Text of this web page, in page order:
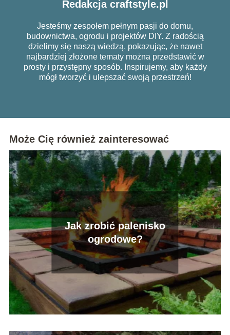
Redakcja craftstyle.pl
Jesteśmy zespołem pełnym pasji do domu,
budownictwa, ogrodu i projektów DIY. Z radością
dzielimy się naszą wiedzą, pokazując, że nawet
najbardziej złożone tematy można przedstawić w
prosty i przystępny sposób. Inspirujemy, aby każdy
mógł tworzyć i ulepszać swoją przestrzeń!
Może Cię również zainteresować
Jak zrobić palenisko
ogrodowe?